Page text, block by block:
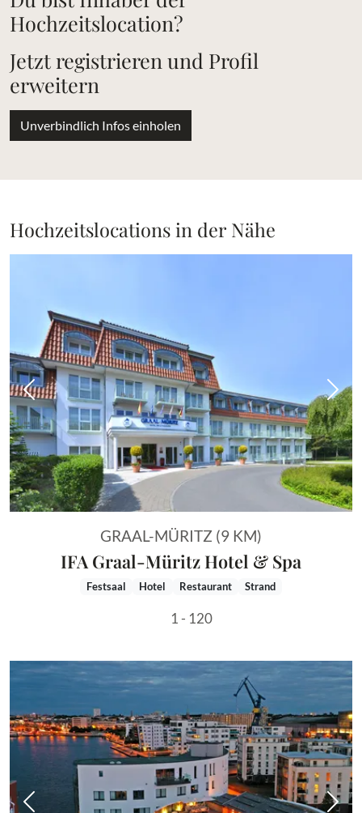
Hochzeitslocation?
Jetzt registrieren und Profil
erweitern
Unverbindlich Infos einholen
Hochzeitslocations in der Nähe
Vorheriges Bild
GRAAL-MÜRITZ (9 KM)
IFA Graal-Müritz Hotel & Spa
Festsaal Hotel Restaurant Strand
1 - 120